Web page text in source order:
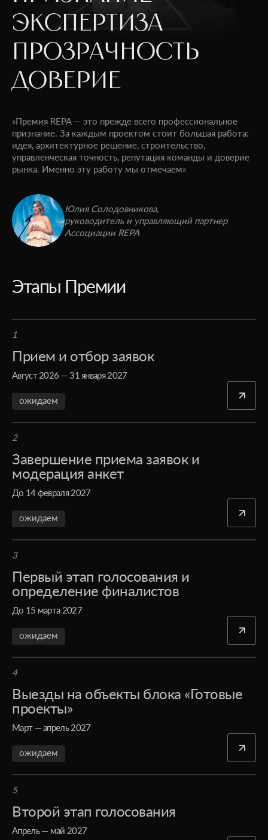
ЭКСПЕРТИЗА
ПРОЗРАЧНОСТЬ
ДОВЕРИЕ
«Премия REPA — это прежде всего профессиональное
признание. За каждым проектом стоит большая работа:
идея, архитектурное решение, строительство,
управленческая точность, репутация команды и доверие
рынка. Именно эту работу мы отмечаем»
Юлия Солодовникова,
руководитель и управляющий партнер
Ассоциации REPA
Этапы Премии
1
Прием и отбор заявок
Август 2026 — 31 января 2027
ожидаем
2
Завершение приема заявок и
модерация анкет
До 14 февраля 2027
ожидаем
3
Первый этап голосования и
определение финалистов
До 15 марта 2027
ожидаем
4
Выезды на объекты блока «Готовые
проекты»
Март — апрель 2027
ожидаем
5
Второй этап голосования
Апрель — май 2027